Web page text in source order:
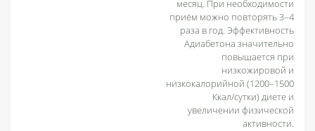
месяц. При необходимости
приём можно повторять 3–4
раза в год. Эффективность
Адиабетона значительно
повышается при
низкожировой и
низкокалорийной (1200–1500
Ккал/сутки) диете и
увеличении физической
активности.